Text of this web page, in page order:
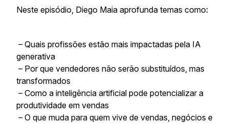
Neste episódio, Diego Maia aprofunda temas como:
– Quais profissões estão mais impactadas pela IA
generativa
– Por que vendedores não serão substituídos, mas
transformados
– Como a inteligência artificial pode potencializar a
produtividade em vendas
– O que muda para quem vive de vendas, negócios e